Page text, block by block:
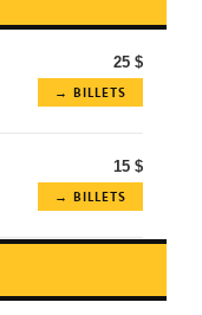
25 $
→ BILLETS
15 $
→ BILLETS